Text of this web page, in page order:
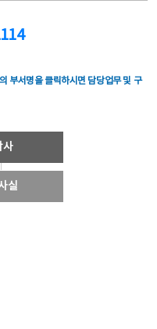
부서명을 클릭하시면 담당업무 및 구
사
실